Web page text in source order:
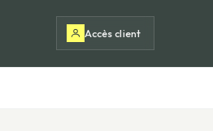
Accès client